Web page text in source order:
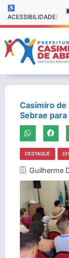
♿
ACESSIBILIDADE:
Casimiro
Sebrae
DESTAQUE
Guilherme